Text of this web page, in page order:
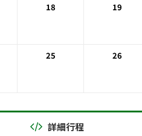
18 19
25 26
詳細行程